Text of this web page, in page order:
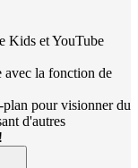
Kids et YouTube
avec la fonction de
pour visionner du
d'autres